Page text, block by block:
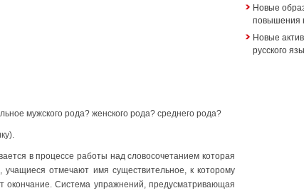
мужского рода? женского рода? среднего рода?
в процессе работы над словосочетани­ем которая
отмечают имя существитель­ное, к которому
окончание. Система упражне­ний, предусматривающая
Новые
повышения
Новые
русского